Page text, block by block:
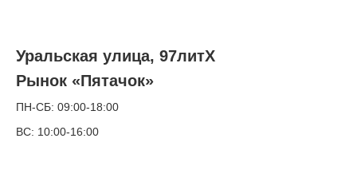
Уральская улица, 97литХ
Рынок «Пятачок»
ПН-СБ: 09:00-18:00
ВС: 10:00-16:00